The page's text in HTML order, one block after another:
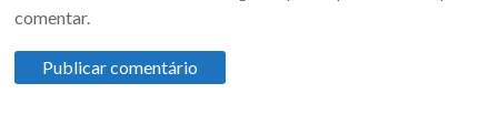
comentar.